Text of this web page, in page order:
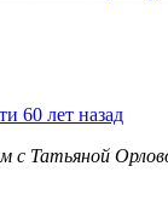
60 лет назад
с Татьяной